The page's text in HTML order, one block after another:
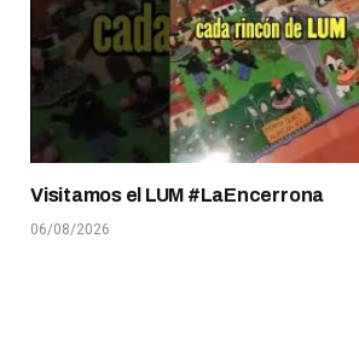
Visitamos el LUM #LaEncerrona
06/08/2026